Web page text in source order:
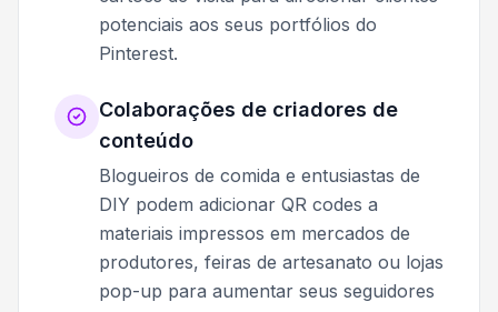
potenciais aos seus portfólios do
Pinterest.
Colaborações de criadores de
conteúdo
Blogueiros de comida e entusiastas de
DIY podem adicionar QR codes a
materiais impressos em mercados de
produtores, feiras de artesanato ou lojas
pop-up para aumentar seus seguidores